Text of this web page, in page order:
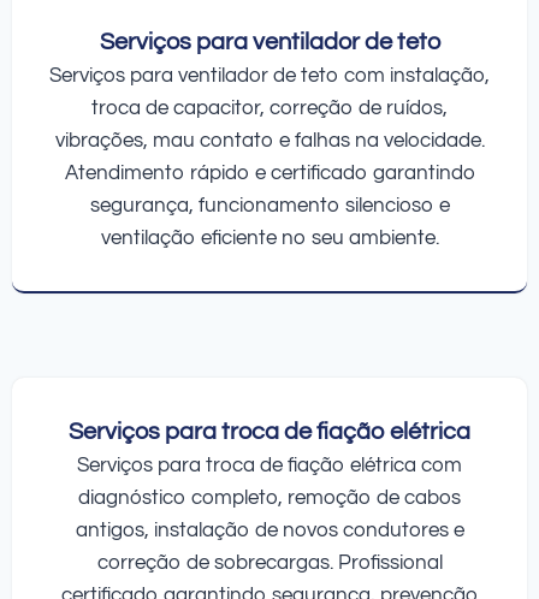
Serviços para ventilador de teto
Serviços para ventilador de teto com instalação,
troca de capacitor, correção de ruídos,
vibrações, mau contato e falhas na velocidade.
Atendimento rápido e certificado garantindo
segurança, funcionamento silencioso e
ventilação eficiente no seu ambiente.
Serviços para troca de fiação elétrica
Serviços para troca de fiação elétrica com
diagnóstico completo, remoção de cabos
antigos, instalação de novos condutores e
correção de sobrecargas. Profissional